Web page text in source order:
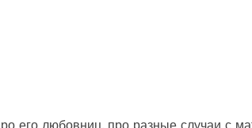
его любовниц, про разные случаи с